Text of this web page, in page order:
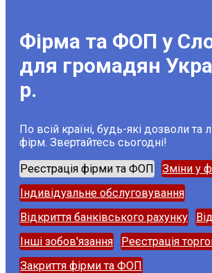
Фірма та ФОП у
для громадян
р.
По всій країні, будь-які дозволи та
фірм. Звертайтесь сьогодні!
Реєстрація фірми та ФОП
Зміни у
Індивідуальне обслуговування
Відкриття банківського рахунку
Інші зобов'язання
Реєстрація
Закриття фірми та ФОП